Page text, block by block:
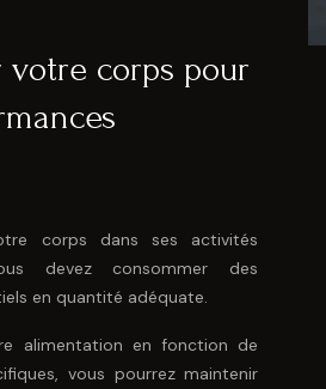
corps pour
corps dans ses activités
devez consommer des
en quantité adéquate.
alimentation en fonction de
vous pourrez maintenir